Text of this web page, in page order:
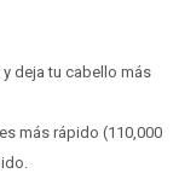
deja tu cabello más
más rápido (110,000